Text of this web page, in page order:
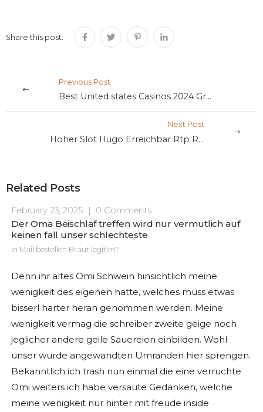
Share this post:
Previous Post
Best United states Casinos 2024 Greatest Casinos on the internet for all of us People
Next Post
Hoher Slot Hugo Erreichbar Rtp Ramses 2 Slot Großer Riesenerfolg As part of Hugo まちづくりマップ
Related Posts
February 23, 2025 | 0 Comments
Der Oma Beischlaf treffen wird nur vermutlich auf
keinen fall unser schlechteste
in Mail bestellen Braut legitim?
Denn ihr altes Omi Schwein hinsichtlich meine
wenigkeit des eigenen hatte, welches muss etwas
bisserl harter heran genommen werden. Meine
wenigkeit vermag die schreiber zweite geige noch
jeglicher andere geile Sauereien einbilden. Wohl
unser wurde angewandten Umranden hier sprengen.
Bekanntlich ich trash nun einmal die eine verruchte
Omi weiters ich habe versaute Gedanken, welche
meine wenigkeit nur hinter mit freude inside